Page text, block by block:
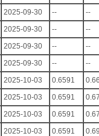
2025-09-30 -- --
2025-09-30 -- --
2025-09-30 -- --
2025-09-30 -- --
2025-10-03 0.6591
2025-10-03 0.6591
2025-10-03 0.6591
2025-10-03 0.6591